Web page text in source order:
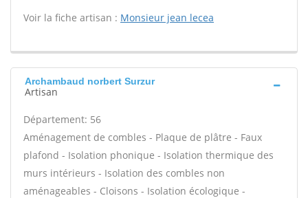
Voir la fiche artisan : Monsieur jean lecea
Archambaud norbert Surzur
Artisan
Département: 56
Aménagement de combles - Plaque de plâtre - Faux
plafond - Isolation phonique - Isolation thermique des
murs intérieurs - Isolation des combles non
aménageables - Cloisons - Isolation écologique -